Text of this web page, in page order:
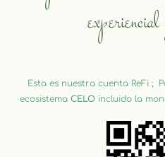
Esta es nuestra cuenta ReFi ;
ecosistema CELO incluido la